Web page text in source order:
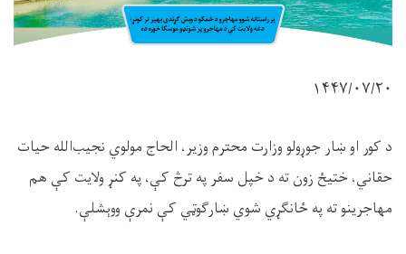
۱۴۴۷/۰۷/۲۰
د کور او ښار جوړولو وزارت محترم وزیر، الحاج مولوي نجیب‌الله حیات
حقاني، ختیځ زون ته د خپل سفر په ترڅ کې، په کنړ ولایت کې هم
مهاجرینو ته په ځانګړي شوي ښارګوټي کې نمرې ووېشلې.